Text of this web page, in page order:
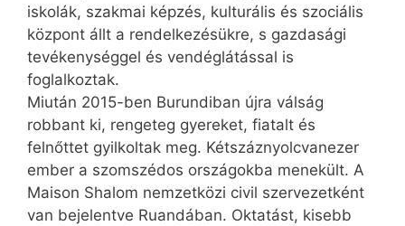
iskolák, szakmai képzés, kulturális és szociális
központ állt a rendelkezésükre, s gazdasági
tevékenységgel és vendéglátással is
foglalkoztak.
Miután 2015-ben Burundiban újra válság
robbant ki, rengeteg gyereket, fiatalt és
felnőttet gyilkoltak meg. Kétszáznyolcvanezer
ember a szomszédos országokba menekült. A
Maison Shalom nemzetközi civil szervezetként
van bejelentve Ruandában. Oktatást, kisebb